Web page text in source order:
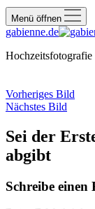
Menü öffnen
gabienne.de
Hochzeitsfotografie
Vorheriges Bild
Nächstes Bild
Sei der
abgibt
Schreibe